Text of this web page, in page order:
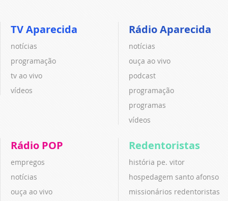
TV Aparecida
notícias
programação
tv ao vivo
vídeos
Rádio Aparecida
notícias
ouça ao vivo
podcast
programação
programas
vídeos
Rádio POP
empregos
notícias
ouça ao vivo
Redentoristas
história pe. vitor
hospedagem santo afonso
missionários redentoristas